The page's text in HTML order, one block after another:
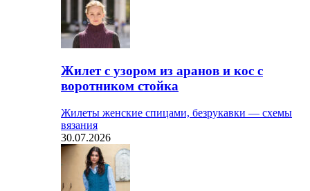
Жилет с узором из аранов и кос с
воротником стойка
Жилеты женские спицами, безрукавки — схемы
вязания
30.07.2026